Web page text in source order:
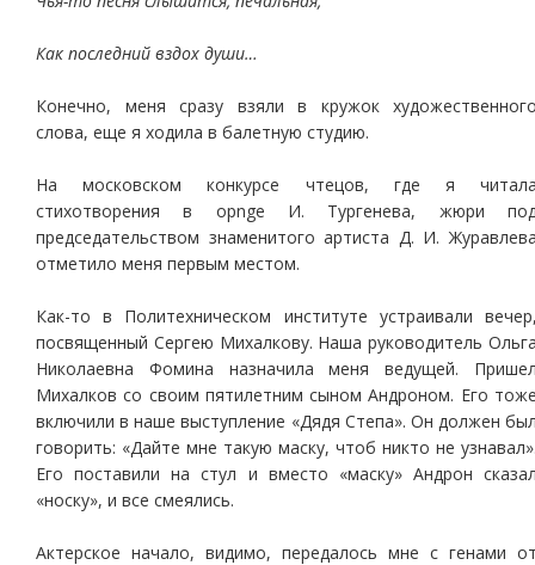
Как последний вздох души…
Конечно, меня сразу взяли в кружок
слова, еще я ходила в балетную студию.
На московском конкурсе чтецов, где я
стихотворения в opnge И. Тургенева, жюри
председательством знаменитого артиста Д. И.
отметило меня первым местом.
Как-то в Политехническом институте устраивали
посвященный Сергею Михалкову. Наша руководитель
Николаевна Фомина назначила меня ведущей.
Михалков со своим пятилетним сыном Андроном. Его
включили в наше выступление «Дядя Степа». Он должен
говорить: «Дайте мне такую маску, чтоб никто не
Его поставили на стул и вместо «маску» Андрон
«носку», и все смеялись.
Актерское начало, видимо, передалось мне с генами